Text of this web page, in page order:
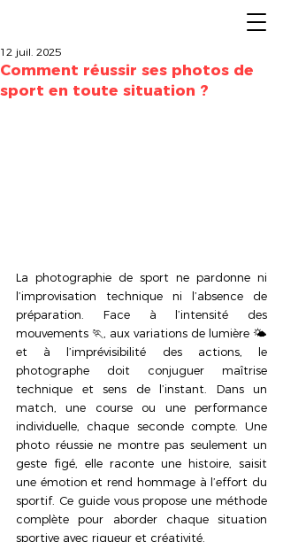
Comment réussir ses photos de
sport en toute situation ?
12 juil. 2025
La photographie de sport ne pardonne ni
l’improvisation technique ni l’absence de
préparation. Face à l’intensité des
mouvements 🏃, aux variations de lumière 🌤️
et à l’imprévisibilité des actions, le
photographe doit conjuguer maîtrise
technique et sens de l’instant. Dans un
match, une course ou une performance
individuelle, chaque seconde compte. Une
photo réussie ne montre pas seulement un
geste figé, elle raconte une histoire, saisit
une émotion et rend hommage à l’effort du
sportif. Ce guide vous propose une méthode
complète pour aborder chaque situation
sportive avec rigueur et créativité.